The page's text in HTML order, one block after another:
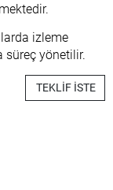
izleme
süreç yönetilir.
TEKLİF İSTE